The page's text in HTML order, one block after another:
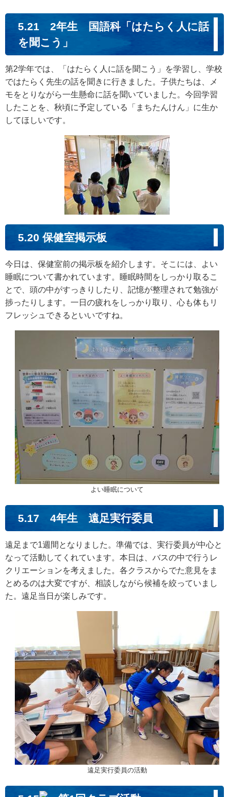
5.21 2年生 国語科「はたらく人に話
を聞こう」
第2学年では、「はたらく人に話を聞こう」を学習し、学校
ではたらく先生の話を聞きに行きました。子供たちは、メ
モをとりながら一生懸命に話を聞いていました。今回学習
したことを、秋頃に予定している「まちたんけん」に生か
してほしいです。
5.20 保健室掲示板
今日は、保健室前の掲示板を紹介します。そこには、よい
睡眠について書かれています。睡眠時間をしっかり取るこ
とで、頭の中がすっきりしたり、記憶が整理されて勉強が
捗ったりします。一日の疲れをしっかり取り、心も体もリ
フレッシュできるといいですね。
よい睡眠について
5.17 4年生 遠足実行委員
遠足まで1週間となりました。準備では、実行委員が中心と
なって活動してくれています。本日は、バスの中で行うレ
クリエーションを考えました。各クラスからでた意見をま
とめるのは大変ですが、相談しながら候補を絞っていまし
た。遠足当日が楽しみです。
遠足実行委員の活動